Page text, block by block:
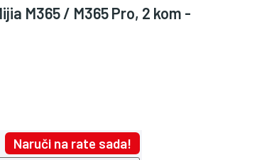
M365 / M365 Pro, 2 kom -
Naruči na rate sada!